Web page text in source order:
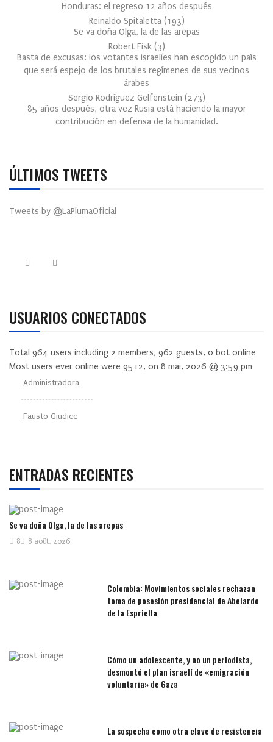
Honduras: el regreso 12 años después
Reinaldo Spitaletta (193)
Se va doña Olga, la de las arepas
Robert Fisk (3)
Basta de excusas: los votantes israelíes han escogido un país
que será espejo de los brutales regímenes de sus vecinos
árabes
Sergio Rodríguez Gelfenstein (273)
85 años después, otra vez Rusia está haciendo la mayor
contribución en defensa de la humanidad.
ÚLTIMOS TWEETS
Tweets by @LaPlumaOficial
USUARIOS CONECTADOS
Total 964 users including 2 members, 962 guests, 0 bot online
Most users ever online were 9512, on 8 mai, 2026 @ 3:59 pm
Administradora
Fausto Giudice
ENTRADAS RECIENTES
Se va doña Olga, la de las arepas
8 août, 2026
8
Colombia: Movimientos sociales rechazan
toma de posesión presidencial de Abelardo
de la Espriella
Cómo un adolescente, y no un periodista,
desmontó el plan israelí de «emigración
voluntaria» de Gaza
La sospecha como otra clave de resistencia